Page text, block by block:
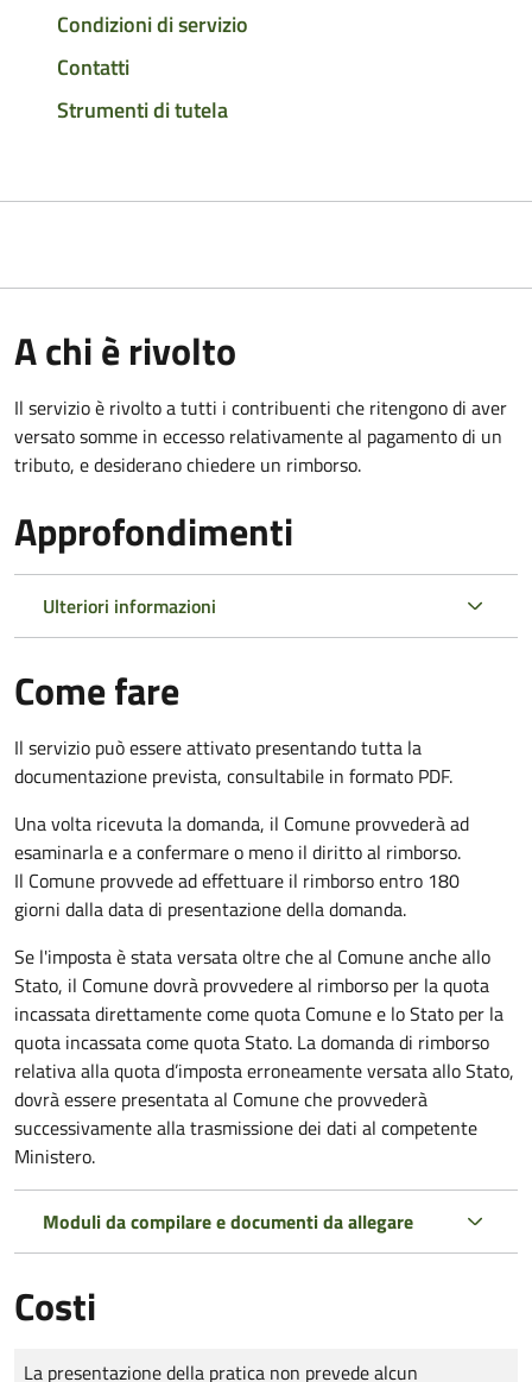
Condizioni di servizio
Contatti
Strumenti di tutela
A chi è rivolto
Il servizio è rivolto a tutti i contribuenti che ritengono di aver
versato somme in eccesso relativamente al pagamento di un
tributo, e desiderano chiedere un rimborso.
Approfondimenti
Ulteriori informazioni
Come fare
Il servizio può essere attivato presentando tutta la
documentazione prevista, consultabile in formato PDF.
Una volta ricevuta la domanda, il Comune provvederà ad
esaminarla e a confermare o meno il diritto al rimborso.
Il Comune provvede ad effettuare il rimborso entro 180
giorni dalla data di presentazione della domanda.
Se l'imposta è stata versata oltre che al Comune anche allo
Stato, il Comune dovrà provvedere al rimborso per la quota
incassata direttamente come quota Comune e lo Stato per la
quota incassata come quota Stato. La domanda di rimborso
relativa alla quota d’imposta erroneamente versata allo Stato,
dovrà essere presentata al Comune che provvederà
successivamente alla trasmissione dei dati al competente
Ministero.
Moduli da compilare e documenti da allegare
Costi
Tipo di pagamento
Importo
La presentazione della pratica non prevede alcun